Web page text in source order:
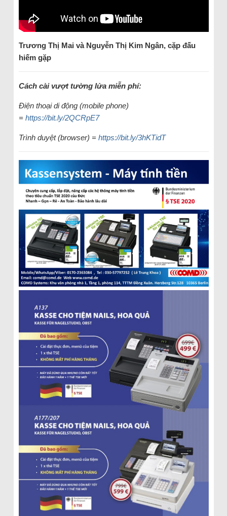
Trương Thị Mai và Nguyễn Thị Kim Ngân, cặp đấu
hiếm gặp
Cách cài vượt tường lửa miễn phí:
Điện thoại di động (mobile phone)
= https://bit.ly/2QCRpE7
Trình duyệt (browser) = https://bit.ly/3hKTidT